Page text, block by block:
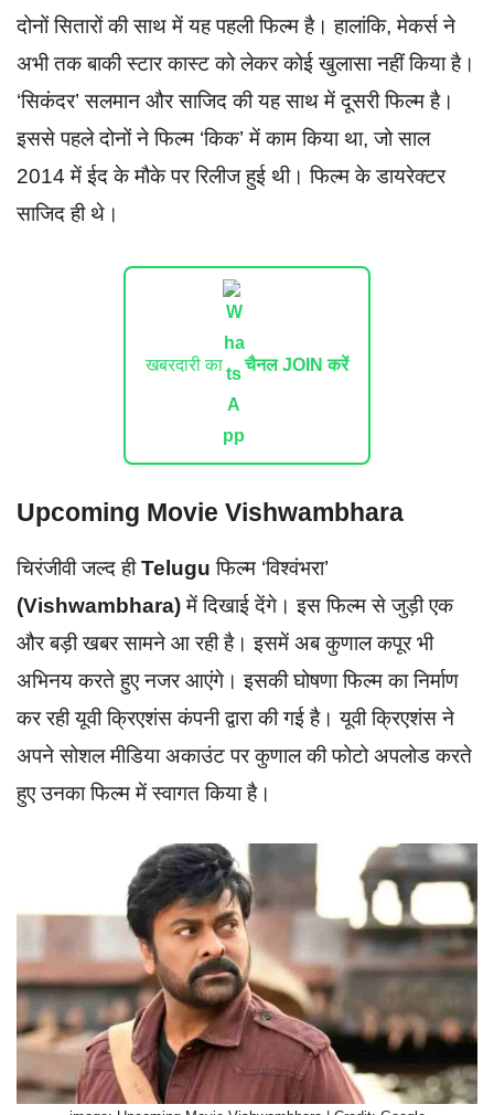
दोनों सितारों की साथ में यह पहली फिल्म है। हालांकि, मेकर्स ने
अभी तक बाकी स्टार कास्ट को लेकर कोई खुलासा नहीं किया है।
‘सिकंदर’ सलमान और साजिद की यह साथ में दूसरी फिल्म है।
इससे पहले दोनों ने फिल्म ‘किक’ में काम किया था, जो साल
2014 में ईद के मौके पर रिलीज हुई थी। फिल्म के डायरेक्टर
साजिद ही थे।
खबरदारी का चैनल JOIN करें
Upcoming Movie Vishwambhara
चिरंजीवी जल्द हीTelugu फिल्म ‘विश्वंभरा’
(Vishwambhara)में दिखाई देंगे। इस फिल्म से जुड़ी एक
और बड़ी खबर सामने आ रही है। इसमें अब कुणाल कपूर भी
अभिनय करते हुए नजर आएंगे। इसकी घोषणा फिल्म का निर्माण
कर रही यूवी क्रिएशंस कंपनी द्वारा की गई है। यूवी क्रिएशंस ने
अपने सोशल मीडिया अकाउंट पर कुणाल की फोटो अपलोड करते
हुए उनका फिल्म में स्वागत किया है।